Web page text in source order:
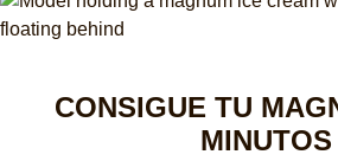
CONSIGUE TU
MINUTOS